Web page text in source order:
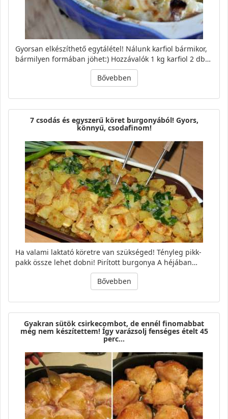
Gyorsan elkészíthető egytálétel! Nálunk karfiol bármikor,
bármilyen formában jöhet:) Hozzávalók 1 kg karfiol 2 db…
Bővebben
7 csodás és egyszerű köret burgonyából! Gyors,
könnyű, csodafinom!
Ha valami laktató köretre van szükséged! Tényleg pikk-
pakk össze lehet dobni! Pirított burgonya A héjában…
Bővebben
Gyakran sütök csirkecombot, de ennél finomabbat
még nem készítettem! Így varázsolj fenséges ételt 45
perc…